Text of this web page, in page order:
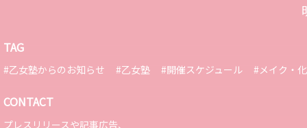
TAG
#乙女塾からのお知らせ #乙女塾 #開催スケジュール #メイク・
CONTACT
プレスリリースや記事広告、